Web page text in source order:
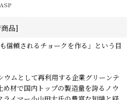
品]
信頼されるチョークを作る」という目
ウムとして再利用する企業グリーンテ
め材で国内トップの製造量を誇るノウ